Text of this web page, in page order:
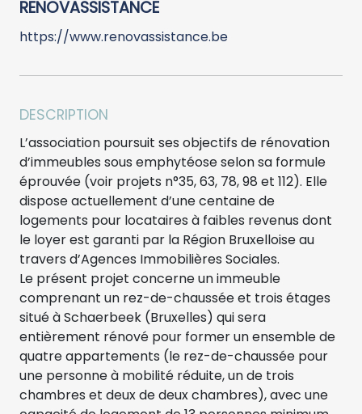
RENOVASSISTANCE
https://www.renovassistance.be
DESCRIPTION
L’association poursuit ses objectifs de rénovation
d’immeubles sous emphytéose selon sa formule
éprouvée (voir projets n°35, 63, 78, 98 et 112). Elle
dispose actuellement d’une centaine de
logements pour locataires à faibles revenus dont
le loyer est garanti par la Région Bruxelloise au
travers d’Agences Immobilières Sociales.
Le présent projet concerne un immeuble
comprenant un rez-de-chaussée et trois étages
situé à Schaerbeek (Bruxelles) qui sera
entièrement rénové pour former un ensemble de
quatre appartements (le rez-de-chaussée pour
une personne à mobilité réduite, un de trois
chambres et deux de deux chambres), avec une